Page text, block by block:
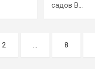
садов В…
2 … 8